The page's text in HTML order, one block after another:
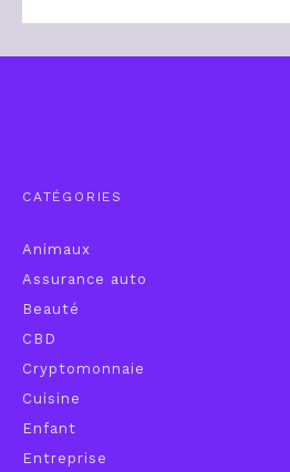
CATÉGORIES
Animaux
Assurance auto
Beauté
CBD
Cryptomonnaie
Cuisine
Enfant
Entreprise